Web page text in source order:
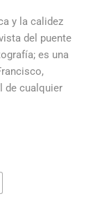
y la calidez
del puente
es una
de cualquier